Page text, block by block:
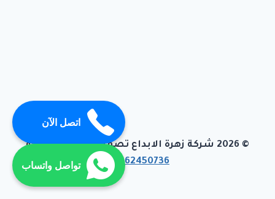
© 2026 شركة زهرة الابداع تصميم وبرمجة تيفاجو
01062450736
اتصل الآن
تواصل واتساب